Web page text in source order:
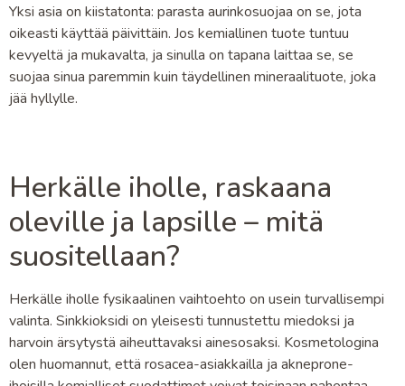
Yksi asia on kiistatonta: parasta aurinkosuojaa on se, jota
oikeasti käyttää päivittäin. Jos kemiallinen tuote tuntuu
kevyeltä ja mukavalta, ja sinulla on tapana laittaa se, se
suojaa sinua paremmin kuin täydellinen mineraalituote, joka
jää hyllylle.
Herkälle iholle, raskaana
oleville ja lapsille – mitä
suositellaan?
Herkälle iholle fysikaalinen vaihtoehto on usein turvallisempi
valinta. Sinkkioksidi on yleisesti tunnustettu miedoksi ja
harvoin ärsytystä aiheuttavaksi ainesosaksi. Kosmetologina
olen huomannut, että rosacea-asiakkailla ja akneprone-